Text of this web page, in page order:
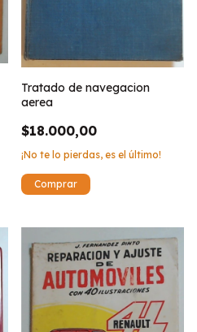
Tratado de navegacion
aerea
$18.000,00
¡No te lo pierdas, es el último!